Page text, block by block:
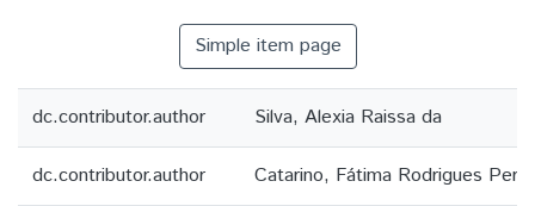
Simple item page
dc.contributor.author Silva, Alexia Raissa da
dc.contributor.author Catarino, Fátima Rodrigues